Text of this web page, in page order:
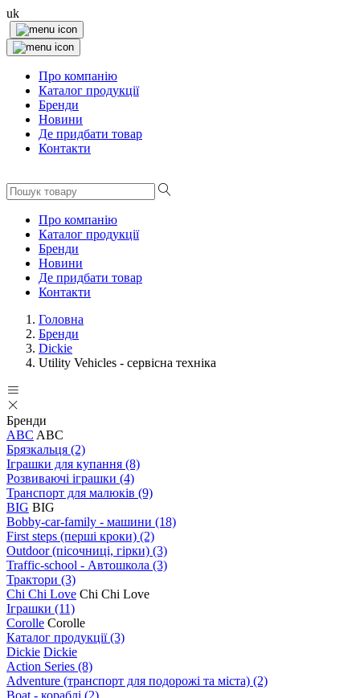
uk
Про компанію
Каталог продукції
Бренди
Новини
Де придбати товар
Контакти
Про компанію
Каталог продукції
Бренди
Новини
Де придбати товар
Контакти
Головна
Бренди
Dickie
Utility Vehicles - сервісна техніка
Бренди
ABC ABC
Брязкальця (2)
Іграшки для купання (8)
Розвиваючі іграшки (4)
Транспорт для малюків (9)
BIG BIG
Bobby-car-family - машини (18)
First steps (перші кроки) (2)
Outdoor (пісочниці, гірки) (3)
Traffic-school - Автошкола (3)
Трактори (3)
Chi Chi Love Chi Chi Love
Іграшки (11)
Corolle Corolle
Каталог продукції(3)
Dickie Dickie
Action Series (8)
Adventure (транспорт для подорожі та міста) (2)
Boat - кораблі (2)